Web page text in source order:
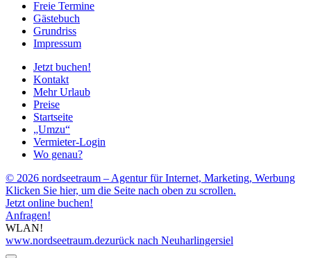
Freie Termine
Gästebuch
Grundriss
Impressum
Jetzt buchen!
Kontakt
Mehr Urlaub
Preise
Startseite
„Umzu“
Vermieter-Login
Wo genau?
© 2026 nordseetraum – Agentur für Internet, Marketing, Werbung
Klicken Sie hier, um die Seite nach oben zu scrollen.
Jetzt online buchen!
Anfragen!
WLAN!
www.nordseetraum.dezurück nach Neuharlingersiel